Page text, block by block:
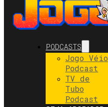
PODCASTS
Jogo Véio
Podcast
TV de
Tubo
Podcast